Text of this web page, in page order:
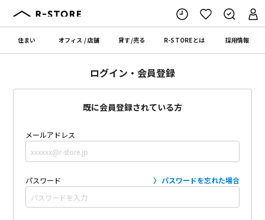
住まい オフィス /店舗 貸す/売る R-STOREとは 採用情報
ログイン・会員登録
既に会員登録されている方
メールアドレス
パスワード パスワードを忘れた場合